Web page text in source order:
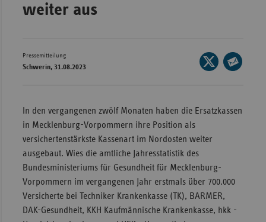
weiter aus
Pressemitteilung
Schwerin, 31.08.2023
Seite
auf
In den vergangenen zwölf Monaten haben die Ersatzkassen
in Mecklenburg-Vorpommern ihre Position als
versichertenstärkste Kassenart im Nordosten weiter
ausgebaut. Wies die amtliche Jahresstatistik des
Bundesministeriums für Gesundheit für Mecklenburg-
Vorpommern im vergangenen Jahr erstmals über 700.000
Versicherte bei Techniker Krankenkasse (TK), BARMER,
DAK-Gesundheit, KKH Kaufmännische Krankenkasse, hkk -